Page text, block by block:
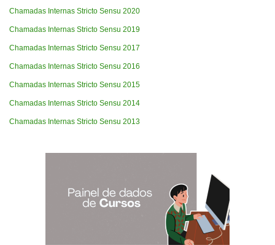
Chamadas Internas Stricto Sensu 2020
Chamadas Internas Stricto Sensu 2019
Chamadas Internas Stricto Sensu 2017
Chamadas Internas Stricto Sensu 2016
Chamadas Internas Stricto Sensu 2015
Chamadas Internas Stricto Sensu 2014
Chamadas Internas Stricto Sensu 2013